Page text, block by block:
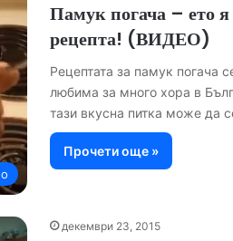
Памук погача – ето
рецепта! (ВИДЕО)
Рецептата за памук погача
любима за много хора в
тази вкусна питка може да
Прочети още »
декември 23, 2015